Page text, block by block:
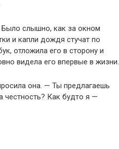
Было слышно, как за окном
и капли дождя стучат по
отложила его в сторону и
видела его впервые в жизни.
она. — Ты предлагаешь
честность? Как будто я —